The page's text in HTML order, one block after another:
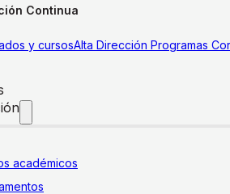
Continua
y cursosAlta Dirección Programas
académicos